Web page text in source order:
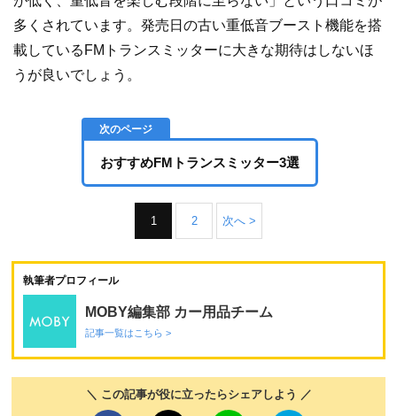
多くされています。発売日の古い重低音ブースト機能を搭
載しているFMトランスミッターに大きな期待はしないほ
うが良いでしょう。
おすすめFMトランスミッター3選
1 2 次へ >
執筆者プロフィール
MOBY編集部 カー用品チーム
記事一覧はこちら >
＼ この記事が役に立ったらシェアしよう ／